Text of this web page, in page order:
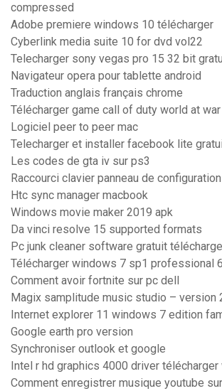
compressed
Adobe premiere windows 10 télécharger
Cyberlink media suite 10 for dvd vol22
Telecharger sony vegas pro 15 32 bit
Navigateur opera pour tablette android
Traduction anglais français chrome
Télécharger game call of duty world at
Logiciel peer to peer mac
Telecharger et installer facebook lite
Les codes de gta iv sur ps3
Raccourci clavier panneau de
Htc sync manager macbook
Windows movie maker 2019 apk
Da vinci resolve 15 supported formats
Pc junk cleaner software gratuit
Télécharger windows 7 sp1 professional
Comment avoir fortnite sur pc dell
Magix samplitude music studio – version
Internet explorer 11 windows 7 edition
Google earth pro version
Synchroniser outlook et google
Intel r hd graphics 4000 driver
Comment enregistrer musique youtube